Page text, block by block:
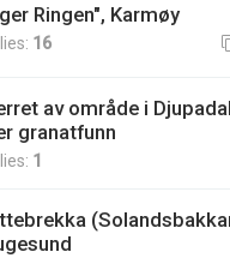
Ringen", Karmøy
16
av område i
granatfunn
1